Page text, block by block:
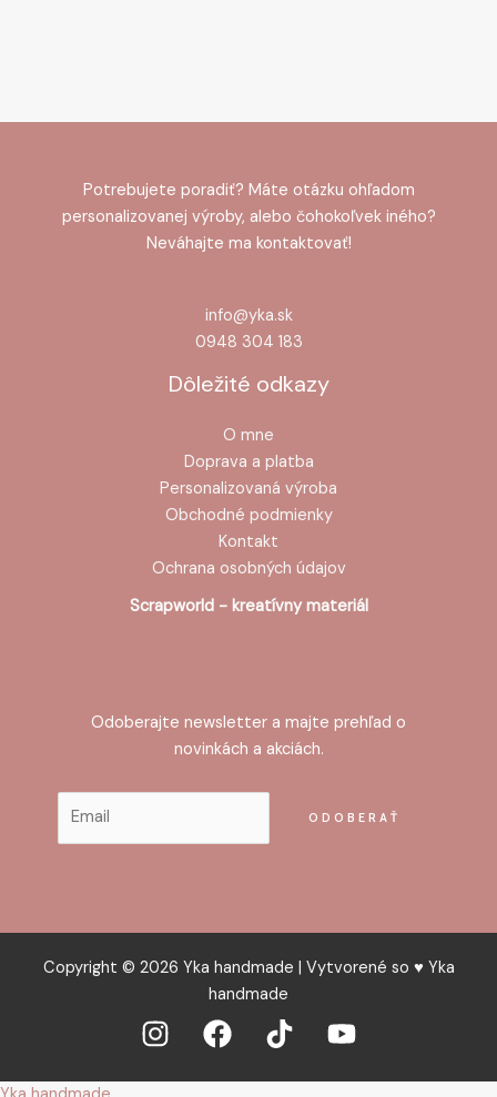
Potrebujete poradiť? Máte otázku ohľadom
personalizovanej výroby, alebo čohokoľvek iného?
Neváhajte ma kontaktovať!
info@yka.sk
0948 304 183
Dôležité odkazy
O mne
Doprava a platba
Personalizovaná výroba
Obchodné podmienky
Kontakt
Ochrana osobných údajov
Scrapworld - kreatívny materiál
Odoberajte newsletter a majte prehľad o
novinkách a akciách.
Copyright © 2026 Yka handmade | Vytvorené so ♥ Yka
handmade